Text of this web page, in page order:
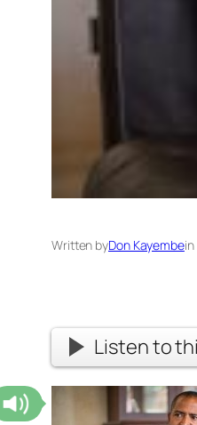
Written byDon Kayembein
Listen to